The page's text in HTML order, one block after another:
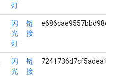
灯
闪
光
灯
链
接
闪
光
链
接